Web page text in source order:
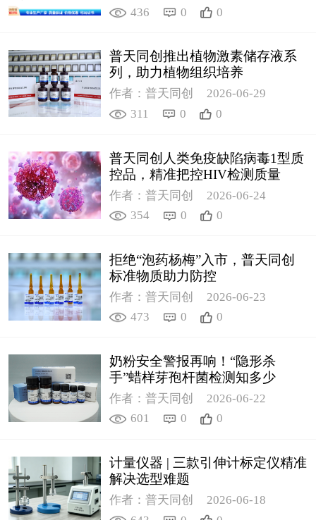
436
0 0
普天同创推出植物激素储存液系
列，助力植物组织培养
作者：普天同创
2026-06-29
311
0 0
普天同创人类免疫缺陷病毒1型质
控品，精准把控HIV检测质量
作者：普天同创
2026-06-24
354
0 0
拒绝“泡药杨梅”入市，普天同创
标准物质助力防控
作者：普天同创
2026-06-23
473
0 0
奶粉安全警报再响！“隐形杀
手”蜡样芽孢杆菌检测知多少
作者：普天同创
2026-06-22
601
0 0
计量仪器 | 三款引伸计标定仪精准
解决选型难题
作者：普天同创
2026-06-18